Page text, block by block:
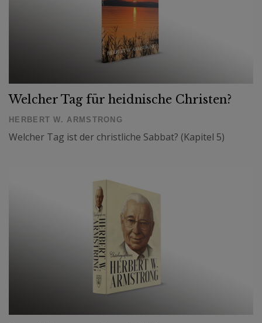
Welcher Tag für heidnische Christen?
HERBERT W. ARMSTRONG
Welcher Tag ist der christliche Sabbat? (Kapitel 5)